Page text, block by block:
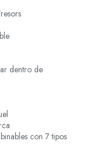
dentro de
con 7 tipos